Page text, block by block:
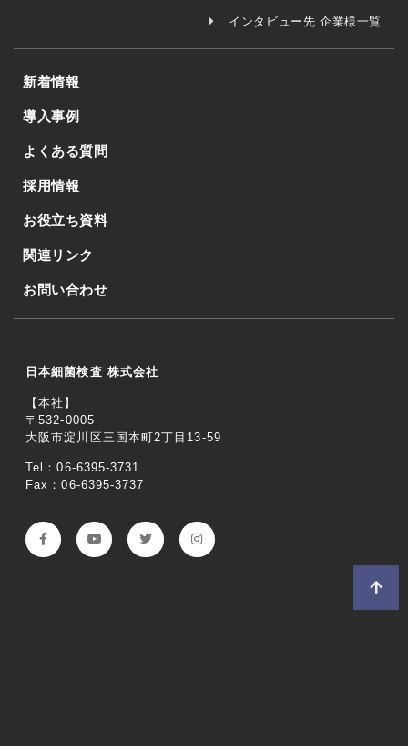
インタビュー先 企業様一覧
新着情報
導入事例
よくある質問
採用情報
お役立ち資料
関連リンク
お問い合わせ
日本細菌検査 株式会社
【本社】
〒532-0005
大阪市淀川区三国本町2丁目13-59
Tel：06-6395-3731
Fax：06-6395-3737